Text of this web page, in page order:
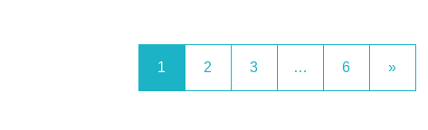
1 2 3 … 6 »